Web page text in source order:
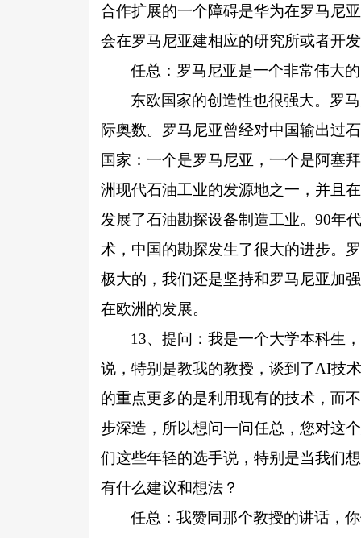
合作扩展的一个障碍是华为在罗马尼
会在罗马尼亚建相应的研究所或者开
任总：罗马尼亚是一个非常伟大
东欧国家的创造性也很强大。罗
际奥数。罗马尼亚曾经对中国输出过
国家：一个是罗马尼亚，一个是阿塞
洲现代石油工业的发源地之一，并且
发展了石油勘探设备制造工业。90年
术，中国的勘探发生了很大的进步。
极大的，我们还是坚持和罗马尼亚加
在欧洲的发展。
13、提问：我是一个大学本科生
说，特别是教我的教授，谈到了AI技
的重点更多的是利用现有的技术，而
步深造，所以想问一问任总，您对这
们这些年轻的选手说，特别是当我们
有什么建议和想法？
任总：我赞同那个教授的讲话，